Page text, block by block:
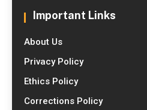
Important Links
About Us
Privacy Policy
Ethics Policy
Corrections Policy